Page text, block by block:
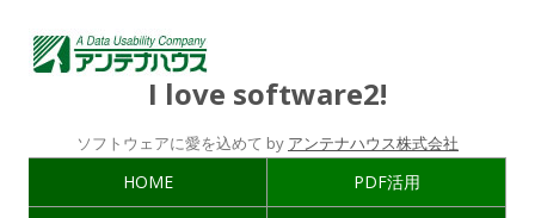
I love software2!
ソフトウェアに愛を込めて by アンテナハウス株式会社
HOME PDF活用